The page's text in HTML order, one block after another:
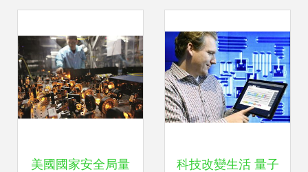
一腳
美國國家安全局量 科技改變生活 量子